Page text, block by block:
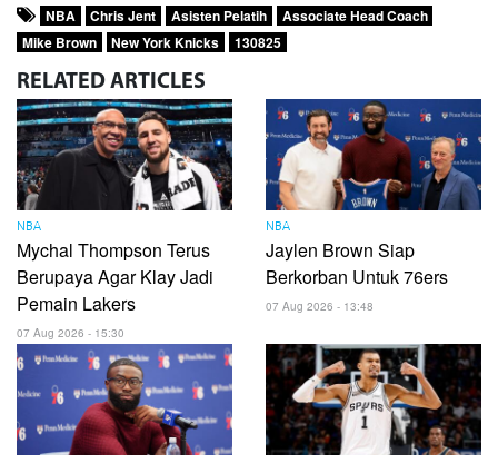
NBA Chris Jent Asisten Pelatih
Associate Head Coach
Mike Brown
New York Knicks 130825
RELATED ARTICLES
NBA
Mychal Thompson Terus
Berupaya Agar Klay Jadi
Pemain Lakers
07 Aug 2026 - 15:30
NBA
Jaylen Brown Siap
Berkorban Untuk 76ers
07 Aug 2026 - 13:48